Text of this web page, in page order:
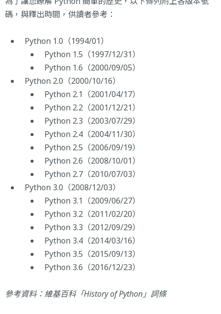
碼，與釋出時間，供讀者參考：
Python 1.0（1994/01）
Python 1.5（1997/12/31）
Python 1.6（2000/09/05）
Python 2.0（2000/10/16）
Python 2.1（2001/04/17）
Python 2.2（2001/12/21）
Python 2.3（2003/07/29）
Python 2.4（2004/11/30）
Python 2.5（2006/09/19）
Python 2.6（2008/10/01）
Python 2.7（2010/07/03）
Python 3.0（2008/12/03）
Python 3.1（2009/06/27）
Python 3.2（2011/02/20）
Python 3.3（2012/09/29）
Python 3.4（2014/03/16）
Python 3.5（2015/09/13）
Python 3.6（2016/12/23）
參考資料：維基百科「History of Python」詞條